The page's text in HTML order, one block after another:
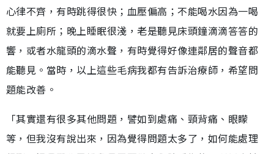
心律不齊，有時跳得很快；血壓偏高；不能喝水因為一喝
就要上廁所；晚上睡眠很淺，老是聽見床頭鐘滴滴答答的
響，或者水龍頭的滴水聲，有時覺得好像連鄰居的聲音都
能聽見。當時，以上這些毛病我都有告訴治療師，希望問
題能改善。
「其實還有很多其他問題，譬如到處痛、頸背痛、眼矇
等，但我沒有說出來，因為覺得問題太多了，如何能處理